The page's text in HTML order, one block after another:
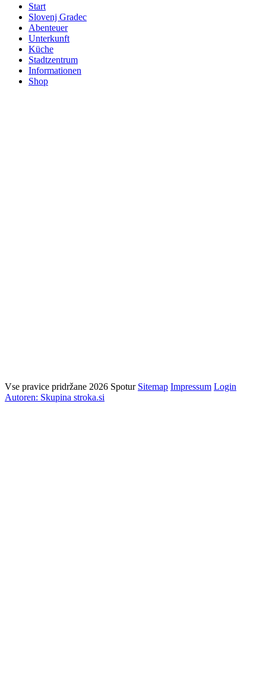
Start
Slovenj Gradec
Abenteuer
Unterkunft
Küche
Stadtzentrum
Informationen
Shop
Vse pravice pridržane 2026 Spotur Sitemap Impressum Login
Autoren: Skupina stroka.si